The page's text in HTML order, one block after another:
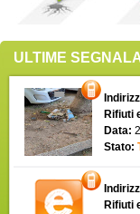
ULTIME
Rifiuti
Data:
Stato:
Rifiuti